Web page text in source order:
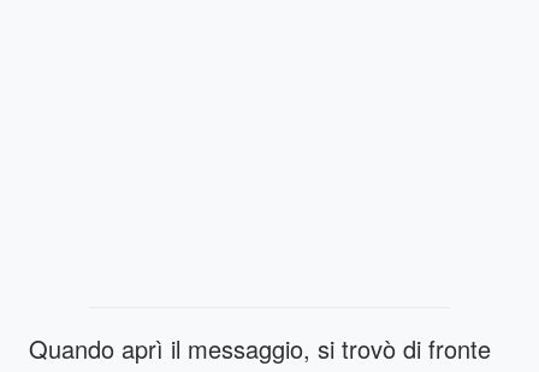
Quando aprì il messaggio, si trovò di fronte